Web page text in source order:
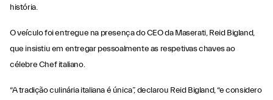
história.
O veículo foi entregue na presença do CEO da Maserati, Reid Bigland,
que insistiu em entregar pessoalmente as respetivas chaves ao
célebre Chef italiano.
“A tradição culinária italiana é única”, declarou Reid Bigland, “e considero